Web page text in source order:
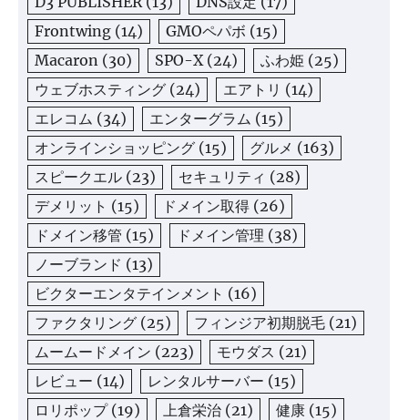
Frontwing (14) GMOペパボ (15)
Macaron (30) SPO-X (24) ふわ姫 (25)
ウェブホスティング (24) エアトリ (14)
エレコム (34) エンターグラム (15)
オンラインショッピング (15) グルメ (163)
スピークエル (23) セキュリティ (28)
デメリット (15) ドメイン取得 (26)
ドメイン移管 (15) ドメイン管理 (38)
ノーブランド (13)
ビクターエンタテインメント (16)
ファクタリング (25) フィンジア初期脱毛 (21)
ムームードメイン (223) モウダス (21)
レビュー (14) レンタルサーバー (15)
ロリポップ(19) 上倉栄治 (21) 健康 (15)